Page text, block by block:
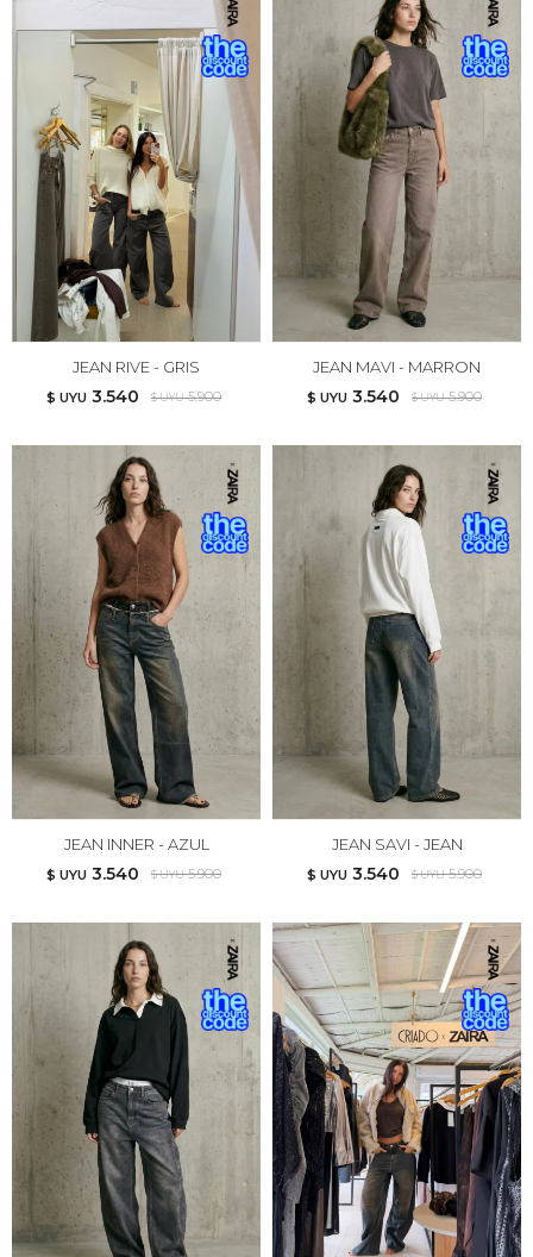
JEAN RIVE - GRIS
$ UYU 3.540 $ UYU 5.900
JEAN MAVI - MARRON
$ UYU 3.540 $ UYU 5.900
JEAN INNER - AZUL
$ UYU 3.540 $ UYU 5.900
JEAN SAVI - JEAN
$ UYU 3.540 $ UYU 5.900